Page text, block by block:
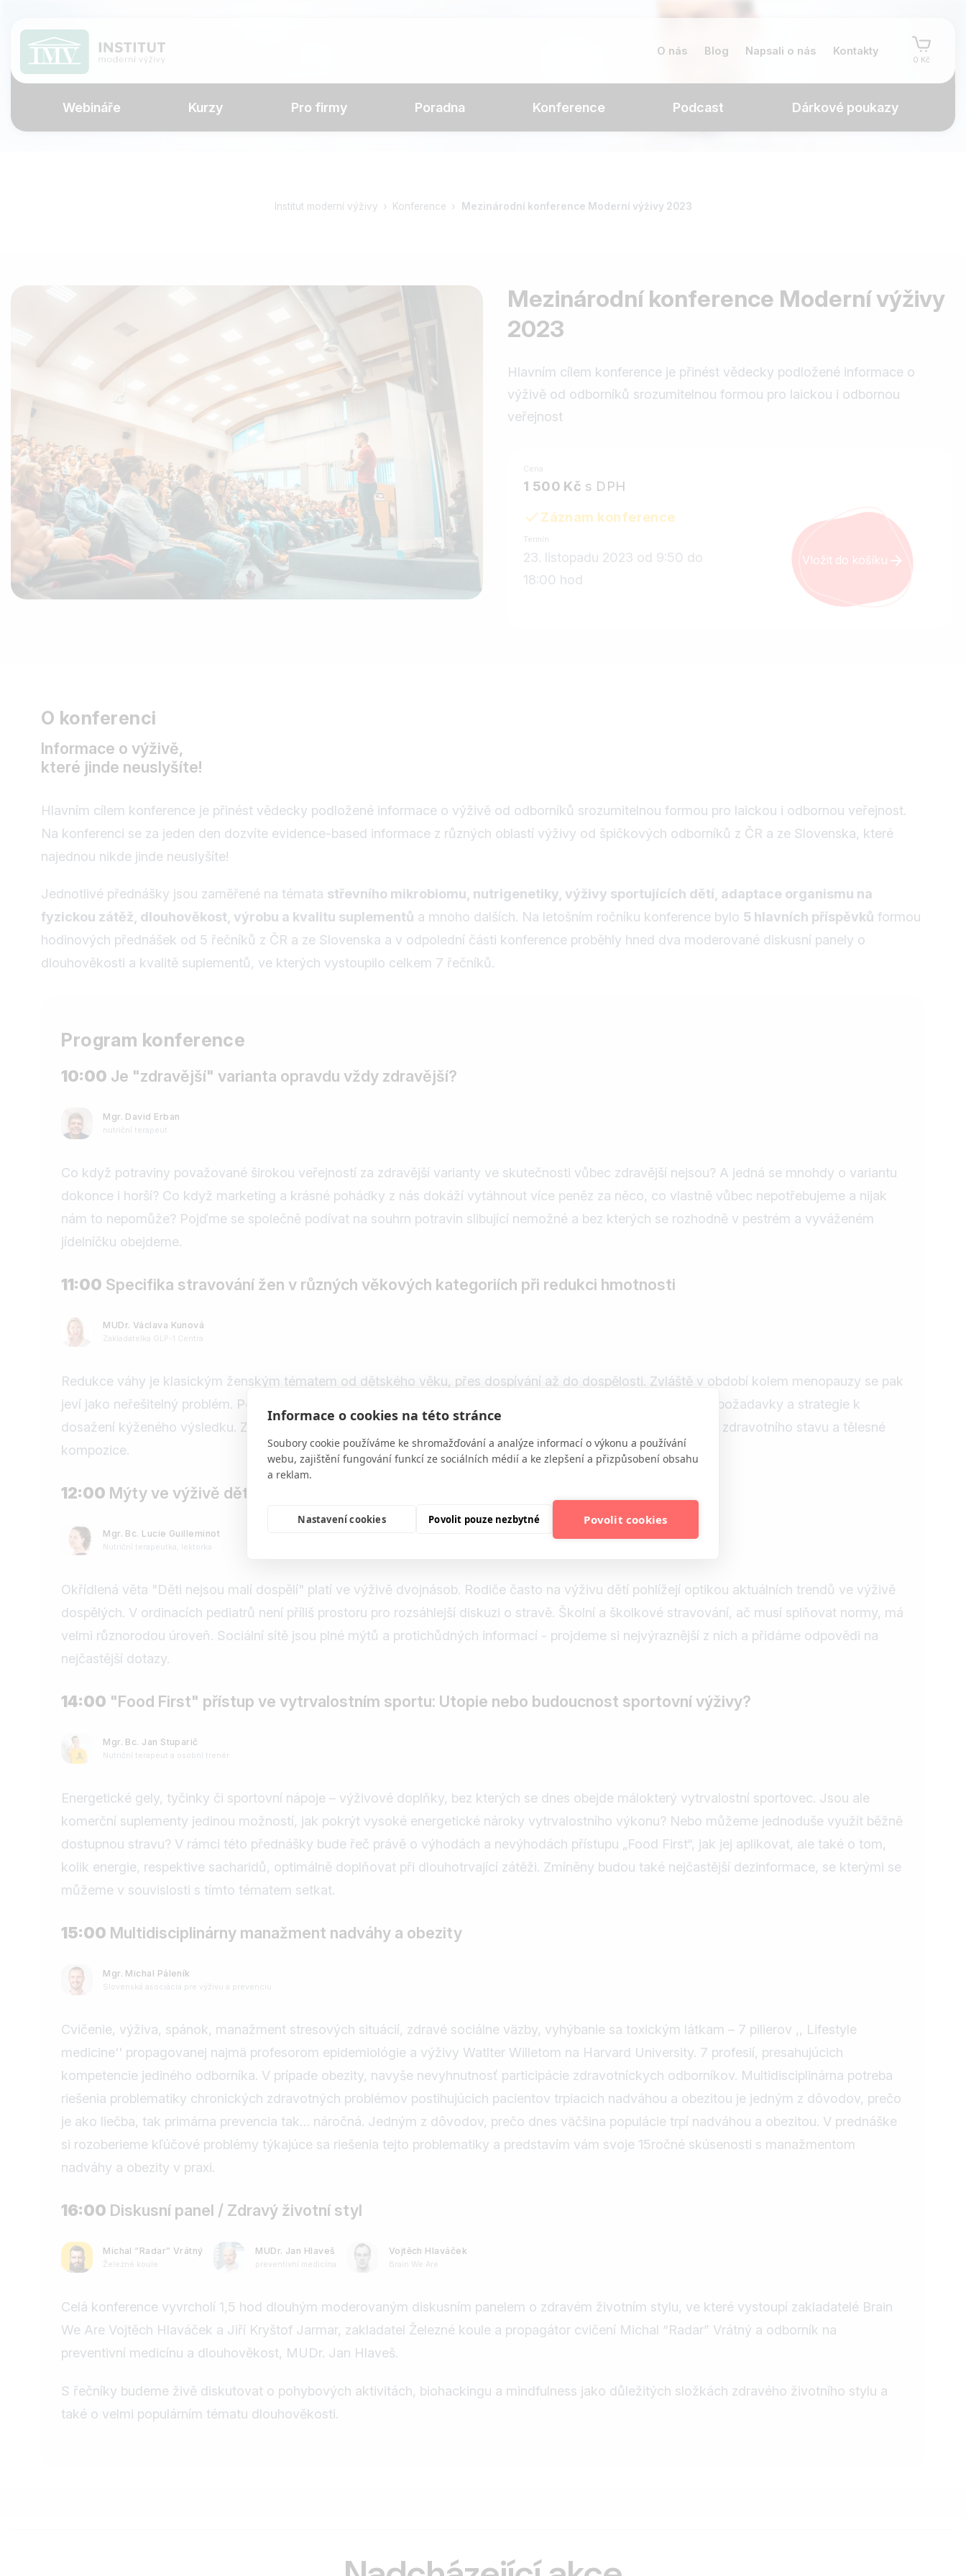
Informace o cookies na této stránce
Soubory cookie používáme ke shromažďování a analýze informací o výkonu a používání
webu, zajištění fungování funkcí ze sociálních médií a ke zlepšení a přizpůsobení obsahu
a reklam.
Nastavení cookies Povolit pouze nezbytné Povolit cookies
O nás Blog Napsali o nás Kontakty
0 Kč
Webináře Kurzy Pro firmy Poradna Konference Podcast Dárkové poukazy
Institut moderní výživy Konference Mezinárodní konference Moderní výživy 2023
Mezinárodní konference Moderní výživy
2023
Hlavním cílem konference je přinést vědecky podložené informace o
výživě od odborníků srozumitelnou formou pro laickou i odbornou
veřejnost
Cena
1 500 Kč s DPH
Záznam konference
Termín
23. listopadu 2023 od 9:50 do
18:00 hod
Vložit do košíku
O konferenci
Informace o výživě,
které jinde neuslyšíte!
Hlavním cílem konference je přinést vědecky podložené informace o výživě od odborníků srozumitelnou formou pro laickou i odbornou veřejnost.
Na konferenci se za jeden den dozvíte evidence-based informace z různých oblastí výživy od špičkových odborníků z ČR a ze Slovenska, které
najednou nikde jinde neuslyšíte!
Jednotlivé přednášky jsou zaměřené na témata střevního mikrobiomu, nutrigenetiky, výživy sportujících dětí, adaptace organismu na
fyzickou zátěž, dlouhověkost, výrobu a kvalitu suplementů a mnoho dalších. Na letošním ročníku konference bylo 5 hlavních příspěvků formou
hodinových přednášek od 5 řečníků z ČR a ze Slovenska a v odpolední části konference proběhly hned dva moderované diskusní panely o
dlouhověkosti a kvalitě suplementů, ve kterých vystoupilo celkem 7 řečníků.
Program konference
10:00 Je "zdravější" varianta opravdu vždy zdravější?
Mgr. David Erban
nutriční terapeut
Co když potraviny považované širokou veřejností za zdravější varianty ve skutečnosti vůbec zdravější nejsou? A jedná se mnohdy o variantu
dokonce i horší? Co když marketing a krásné pohádky z nás dokáží vytáhnout více peněz za něco, co vlastně vůbec nepotřebujeme a nijak
nám to nepomůže? Pojďme se společně podívat na souhrn potravin slibující nemožné a bez kterých se rozhodně v pestrém a vyváženém
jídelníčku obejdeme.
11:00 Specifika stravování žen v různých věkových kategoriích při redukci hmotnosti
MUDr. Václava Kunová
Zakladatelka GLP-1 Centra
Redukce váhy je klasickým ženským tématem od dětského věku, přes dospívání až do dospělosti. Zvláště v období kolem menopauzy se pak
jeví jako neřešitelný problém. Podíváme se na jednotlivé životní etapy ženského věku, jejich specifické nutriční požadavky a strategie k
dosažení kýženého výsledku. Zásadou číslo jedna při hubnutí vždy musí být zachování nebo ještě lépe zlepšení zdravotního stavu a tělesné
kompozice.
12:00 Mýty ve výživě dětí
Mgr. Bc. Lucie Guilleminot
Nutriční terapeutka, lektorka
Okřídlená věta "Děti nejsou malí dospělí" platí ve výživě dvojnásob. Rodiče často na výživu dětí pohlížejí optikou aktuálních trendů ve výživě
dospělých. V ordinacích pediatrů není příliš prostoru pro rozsáhlejší diskuzi o stravě. Školní a školkové stravování, ač musí splňovat normy, má
velmi různorodou úroveň. Sociální sítě jsou plné mýtů a protichůdných informací - projdeme si nejvýraznější z nich a přidáme odpovědi na
nejčastější dotazy.
14:00 "Food First" přístup ve vytrvalostním sportu: Utopie nebo budoucnost sportovní výživy?
Mgr. Bc. Jan Stuparič
Nutriční terapeut a osobní trenér
Energetické gely, tyčinky či sportovní nápoje – výživové doplňky, bez kterých se dnes obejde málokterý vytrvalostní sportovec. Jsou ale
komerční suplementy jedinou možností, jak pokrýt vysoké energetické nároky vytrvalostního výkonu? Nebo můžeme jednoduše využít běžně
dostupnou stravu? V rámci této přednášky bude řeč právě o výhodách a nevýhodách přístupu „Food First“, jak jej aplikovat, ale také o tom,
kolik energie, respektive sacharidů, optimálně doplňovat při dlouhotrvající zátěži. Zmíněny budou také nejčastější dezinformace, se kterými se
můžeme v souvislosti s tímto tématem setkat.
15:00 Multidisciplinárny manažment nadváhy a obezity
Mgr. Michal Páleník
Slovenská asociácia pre výživu a prevenciu
Cvičenie, výživa, spánok, manažment stresových situácií, zdravé sociálne väzby, vyhýbanie sa toxickým látkam – 7 pilierov ,, Lifestyle
medicine'' propagovanej najmä profesorom epidemiológie a výživy Watlter Willetom na Harvard University. 7 profesií, presahujúcich
kompetencie jediného odborníka. V prípade obezity, navyše nevyhnutnosť participácie zdravotníckych odborníkov. Multidisciplinárna potreba
riešenia problematiky chronických zdravotných problémov postihujúcich pacientov trpiacich nadváhou a obezitou je jedným z dôvodov, prečo
je ako liečba, tak primárna prevencia tak… náročná. Jedným z dôvodov, prečo dnes väčšina populácie trpí nadváhou a obezitou. V prednáške
si rozoberieme kľúčové problémy týkajúce sa riešenia tejto problematiky a predstavím vám svoje 15ročné skúsenosti s manažmentom
nadváhy a obezity v praxi.
16:00 Diskusní panel / Zdravý životní styl
Michal “Radar” Vrátný
Železné koule
MUDr. Jan Hlaveš
preventivní medicína
Vojtěch Hlaváček
Brain We Are
Celá konference vyvrcholí 1,5 hod dlouhým moderovaným diskusním panelem o zdravém životním stylu, ve které vystoupí zakladatelé Brain
We Are Vojtěch Hlaváček a Jiří Kryštof Jarmar, zakladatel Železné koule a propagátor cvičení Michal “Radar” Vrátný a odborník na
preventivní medicínu a dlouhověkost, MUDr. Jan Hlaveš.
S řečníky budeme živě diskutovat o pohybových aktivitách, biohackingu a mindfulness jako důležitých složkách zdravého životního stylu a
také o velmi populárním tématu dlouhověkosti.